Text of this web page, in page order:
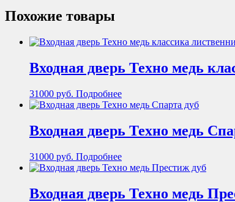
Похожие товары
Входная дверь Техно медь
31000 руб. Подробнее
Входная дверь Техно медь
31000 руб. Подробнее
Входная дверь Техно медь